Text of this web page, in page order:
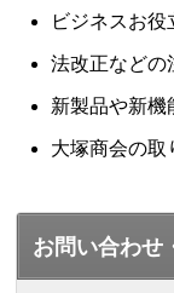
ビジネスお
法改正などの
新製品や新機
大塚商会の
お問い合わせ